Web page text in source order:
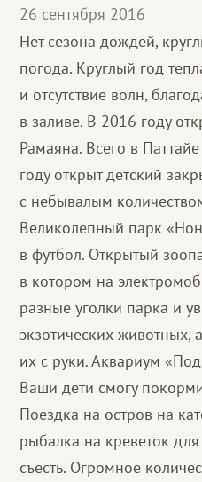
Партнерам
Благотворительность
26 сентября 2016
Нет сезона дождей,
погода. Круглый год
и отсутствие волн,
в заливе. В 2016 году
Рамаяна. Всего в
году открыт детский
с небывалым
Великолепный парк
в футбол. Открытый
в котором на
разные уголки парка и
экзотических животных,
их с руки. Аквариум
Ваши дети смогу
Поездка на остров на
рыбалка на креветок
съесть. Огромное